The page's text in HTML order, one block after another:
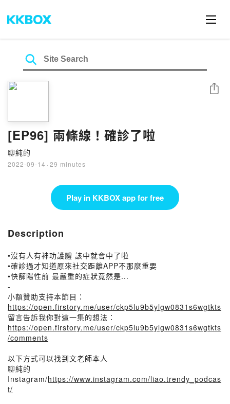
[EP96] 兩條線！確診了啦
聊純的
2022-09-14 · 29 minutes
Share
Play in KKBOX app for free
Description
•沒有人有神功護體 該中就會中了啦
•確診過才知道原來社交距離APP不那麼重要
•快篩陽性前 最嚴重的症狀竟然是...
-
小額贊助支持本節目：
https://open.firstory.me/user/ckp5lu9b5ylgw0831s6wgtkts
留言告訴我你對這一集的想法：
https://open.firstory.me/user/ckp5lu9b5ylgw0831s6wgtkts
/comments
以下方式可以找到文老師本人
聊純的
Instagram/https://www.instagram.com/liao.trendy_podcas
t/